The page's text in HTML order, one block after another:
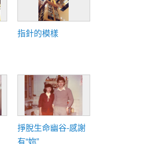
指針的模樣
掙脫生命幽谷-感謝
有“妳”